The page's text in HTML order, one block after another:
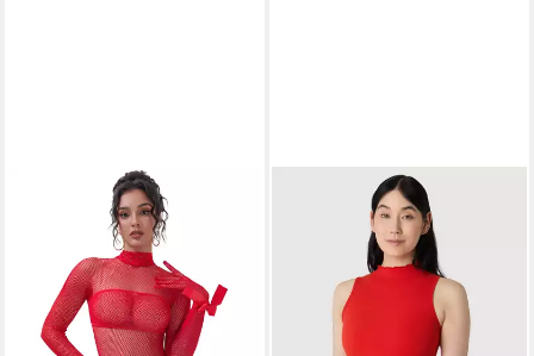
LAU-FASHION
Langarmbody Damen
Netzbody Langarm Catsuit –
Lochoptik & Spitzenlook, 3
Fabren
15,99 €
UVP19,95 €
Kurzarmbody JUUNO
Bodysuit Rib Lettuce Hem
Figurbetont, Druckknöpfe,
Wellensaum, gerippt
64,95 €